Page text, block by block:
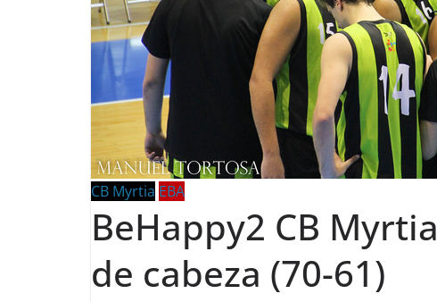
CB Myrtia EBA
BeHappy2 CB
de cabeza (70-61)